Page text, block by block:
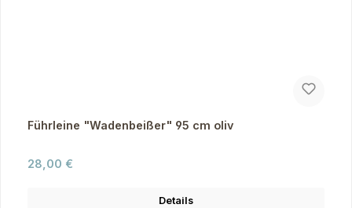
Führleine "Wadenbeißer" 95 cm oliv
Regulärer Preis:
28,00 €
Details